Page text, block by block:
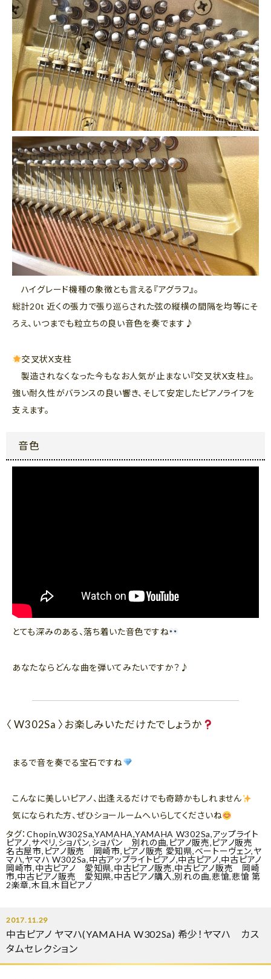
ハイグレード機種の象徴とも言える『アグラフ』。
総計20t 近くの張力で張り巡らされた弦の縦横の間隔を均等にそ
ろえ、いつまでも粒立ちの良い音色を奏でます♪
交叉状X支柱
製造されなくなった今もなお人気が止まない『交叉状X支柱』。
強い耐久性がバランスの良い響き、そして安定したピアノライフを
支えます。
音色
とても深みのある、落ち着いた音色ですね
あなたならどんな曲を弾いてみたいですか？♪
〈 W302Sa 〉お楽しみいただけたでしょうか
まるで音を奏でる宝石ですね
こんなに美しいピアノ、出逢えるだけでも奇跡かもしれません
気になられた方、ぜひショールームへいらしてくださいね
タグ：Chopin,W302Sa,YAMAHA,YAMAHA W302Sa,アップライト
ピアノ,サペリ,ショパン,ショパン 別れの曲, ピアノ販売,ピアノ販売
名古屋市, ピアノ販売 岡崎市, ピアノ販売 愛知県,ベートーヴェン,ヤ
マハ,ヤマハ W302Sa,中古アップライトピアノ,中古ピアノ,中古ピアノ
岡崎市,中古ピアノ 愛知県,中古ピアノ販売,中古ピアノ販売 岡崎
市,中古ピアノ販売 愛知県,中古ピアノ購入,別れの曲,悲愴,悲愴 第
2楽章,木目,木目ピアノ
2017.11.29
中古ピアノ ヤマハ(YAMAHA W302Sa) 希少！ヤマハ カス
タムセレクション